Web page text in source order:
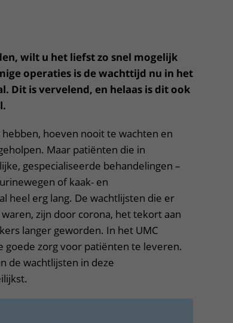
Kinderziekenhuis
wilt u het liefst zo snel mogelijk
operaties is de wachttijd nu in het
Dit is vervelend, en helaas is dit ook
hoeven nooit te wachten en
Maar patiënten die in
gespecialiseerde behandelingen –
of kaak- en
heel erg lang. De wachtlijsten die er
zijn door corona, het tekort aan
langer geworden. In het UMC
goede zorg voor patiënten te leveren.
de wachtlijsten in deze